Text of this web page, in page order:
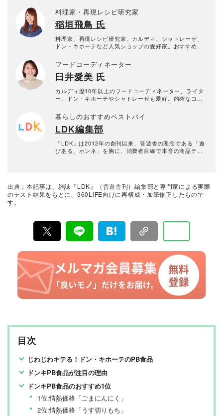
料理家・再現レシピ研究家
稲垣飛鳥 氏
料理家、再現レシピ研究家。カルディ、シャトレーゼ、
ドン・キホーテなど人気ショップの愛好家。おすすめ情
フードコーディネーター
臼井愛美 氏
カルディ歴10年以上のフードコーディネーター、ライタ
ー。ドン・キホーテやシャトレーゼも愛好。的確なコメ
暮らしのおすすめベストバイ
LDK編集部
『LDK』は2012年の創刊以来、晋遊舎の理念である「遊
びある、ホンネ」を胸に、消費者目線で本音の商品テス
て見つけた「本当に良いもの」と「お役立ち情報」を厳
選してあなたにお届け。編集長・高橋咲彩を中心に、11
出典：本記事は、雑誌『LDK』（晋遊舎刊）編集部と専門家による実際
のテスト結果をもとに、360LiFE向けに再構成・加筆修正したもので
す。
目次
じわじわキテる！ドン・キホーテのPB食品
ドンキPB食品が注目の理由
ドンキPB食品のおすすめ1位
1位:情熱価格「ごまにんにく」
2位:情熱価格「うす切りもち」